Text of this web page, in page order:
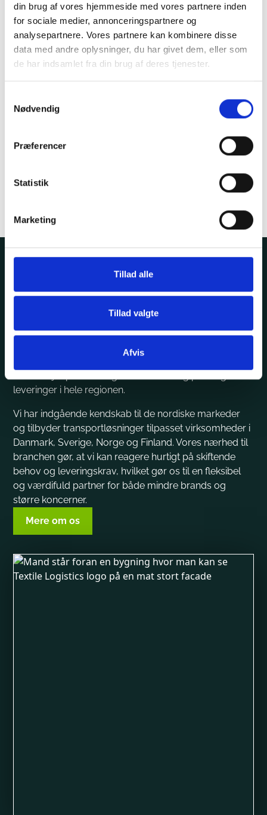
din brug af vores hjemmeside med vores partnere inden
for sociale medier, annonceringspartnere og
analysepartnere. Vores partnere kan kombinere disse
data med andre oplysninger, du har givet dem, eller som
de har indsamlet fra din brug af deres tjenester.
Nødvendig
Præferencer
Statistik
Marketing
Tillad alle
Tillad valgte
Afvis
Transport firma med base i
Danmarks tekstilcentrum
Fra vores strategiske placering i Ikast tilbyder vi
pålidelig og effektivtransport i Danmarkog til hele
Norden. Vores centrale beliggenhed giver os direkte
leveringer i hele regionen.
Vi har indgående kendskab til de nordiske markeder
og tilbyder transportløsninger tilpasset virksomheder i
Danmark, Sverige, Norge og Finland. Vores nærhed til
branchen gør, at vi kan reagere hurtigt på skiftende
behov og leveringskrav, hvilket gør os til en fleksibel
og værdifuld partner for både mindre brands og
større koncerner.
Mere om os